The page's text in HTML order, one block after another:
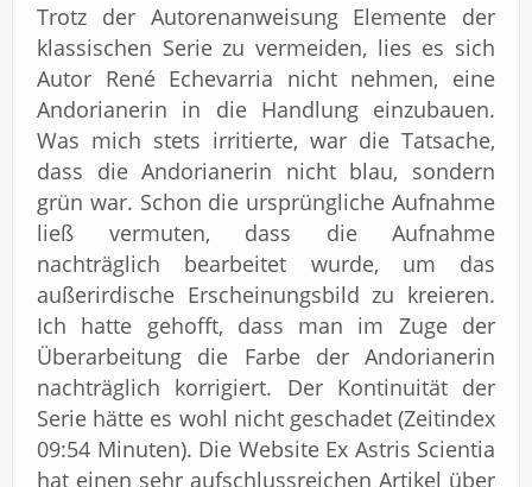
Trotz der Autorenanweisung Elemente der
klassischen Serie zu vermeiden, lies es sich
Autor René Echevarria nicht nehmen, eine
Andorianerin in die Handlung einzubauen.
Was mich stets irritierte, war die Tatsache,
dass die Andorianerin nicht blau, sondern
grün war. Schon die ursprüngliche Aufnahme
ließ vermuten, dass die Aufnahme
nachträglich bearbeitet wurde, um das
außerirdische Erscheinungsbild zu kreieren.
Ich hatte gehofft, dass man im Zuge der
Überarbeitung die Farbe der Andorianerin
nachträglich korrigiert. Der Kontinuität der
Serie hätte es wohl nicht geschadet (Zeitindex
09:54 Minuten). Die Website Ex Astris Scientia
hat einen sehr aufschlussreichen Artikel über